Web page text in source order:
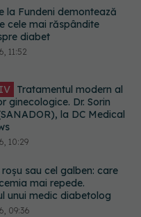
Tratamentul modern al
ginecologice. Dr. Sorin
la DC Medical
roșu sau cel galben: care
mai repede.
unui medic diabetolog
09:36
tratamentul cu
de Vitamina D în cancerul
08:06